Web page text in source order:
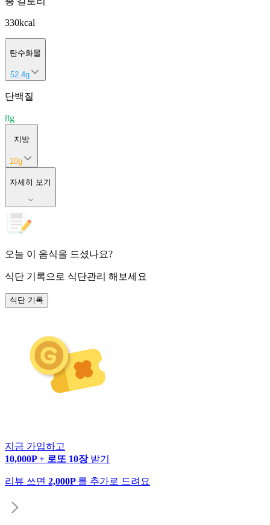
330kcal
탄수화물
52.4g
단백질
8g
지방
10g
자세히 보기
오늘 이 음식을 드셨나요?
식단 기록으로 식단관리 해보세요
식단 기록
지금 가입하고
10,000P + 로또 10장 받기
리뷰 쓰면 2,000P 를 추가로 드려요